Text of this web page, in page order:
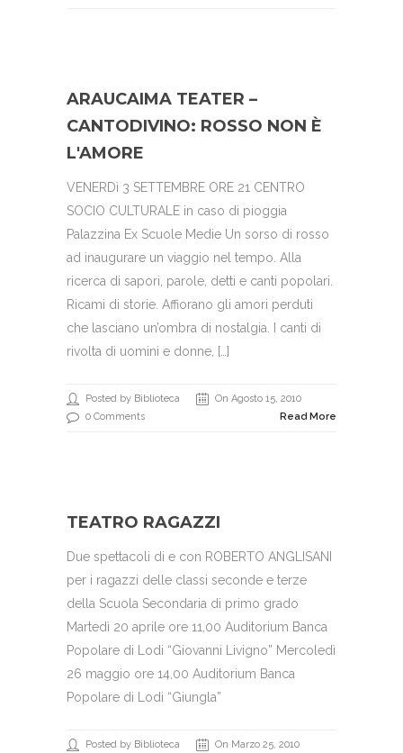
ARAUCAIMA TEATER –
CANTODIVINO: ROSSO NON È
L'AMORE
VENERDì 3 SETTEMBRE ORE 21 CENTRO
SOCIO CULTURALE in caso di pioggia
Palazzina Ex Scuole Medie Un sorso di rosso
ad inaugurare un viaggio nel tempo. Alla
ricerca di sapori, parole, detti e canti popolari.
Ricami di storie. Affiorano gli amori perduti
che lasciano un’ombra di nostalgia. I canti di
rivolta di uomini e donne, […]
Posted by Biblioteca
On Agosto 15, 2010
0 Comments
Read More
TEATRO RAGAZZI
Due spettacoli di e con ROBERTO ANGLISANI
per i ragazzi delle classi seconde e terze
della Scuola Secondaria di primo grado
Martedì 20 aprile ore 11,00 Auditorium Banca
Popolare di Lodi “Giovanni Livigno” Mercoledì
26 maggio ore 14,00 Auditorium Banca
Popolare di Lodi “Giungla”
Posted by Biblioteca
On Marzo 25, 2010